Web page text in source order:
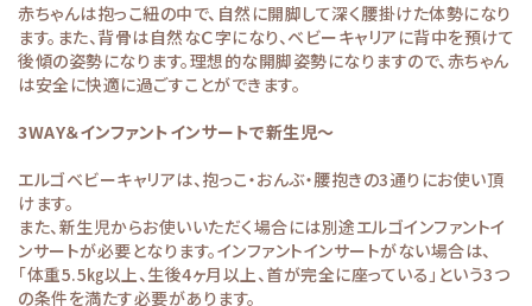
赤ちゃんは抱っこ紐の中で、自然に開脚して深く腰掛けた体勢になり
ます。また、背骨は自然なＣ字になり、ベビーキャリアに背中を預けて
後傾の姿勢になります。理想的な開脚姿勢になりますので、赤ちゃん
は安全に快適に過ごすことができます。
3WAY＆インファントインサートで新生児～
エルゴベビーキャリアは、抱っこ・おんぶ・腰抱きの3通りにお使い頂
けます。
また、新生児からお使いいただく場合には別途エルゴインファントイ
ンサートが必要となります。インファントインサートがない場合は、
「体重5.5㎏以上、生後4ヶ月以上、首が完全に座っている」という3つ
の条件を満たす必要があります。